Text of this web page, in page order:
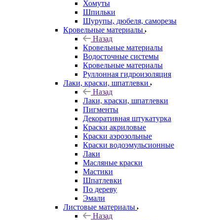
Хомуты
Шпильки
Шурупы, дюбеля, саморезы
Кровельные материалы
Назад
Кровельные материалы
Водосточные системы
Кровельные материалы
Руллонная гидроизоляция
Лаки, краски, шпатлевки
Назад
Лаки, краски, шпатлевки
Пигменты
Декоративная штукатурка
Краски акриловые
Краски аэрозольные
Краски водоэмульсионные
Лаки
Масляные краски
Мастики
Шпатлевки
По дереву
Эмали
Листовые материалы
Назад